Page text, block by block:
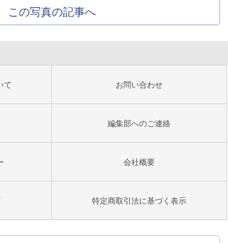
この写真の記事へ
て お問い合わせ
編集部へのご連絡
会社概要
特定商取引法に基づく表示